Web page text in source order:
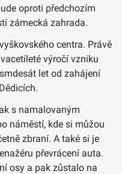
oproti předchozím
zámecká zahrada.
centra. Právě
výročí vzniku
let od zahájení
s namalovaným
náměstí, kde si můžou
zbraní. A také si je
převrácení auta.
osy a pak zůstalo na